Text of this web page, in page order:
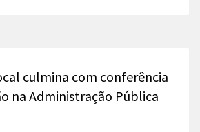
culmina com conferência
na Administração Pública